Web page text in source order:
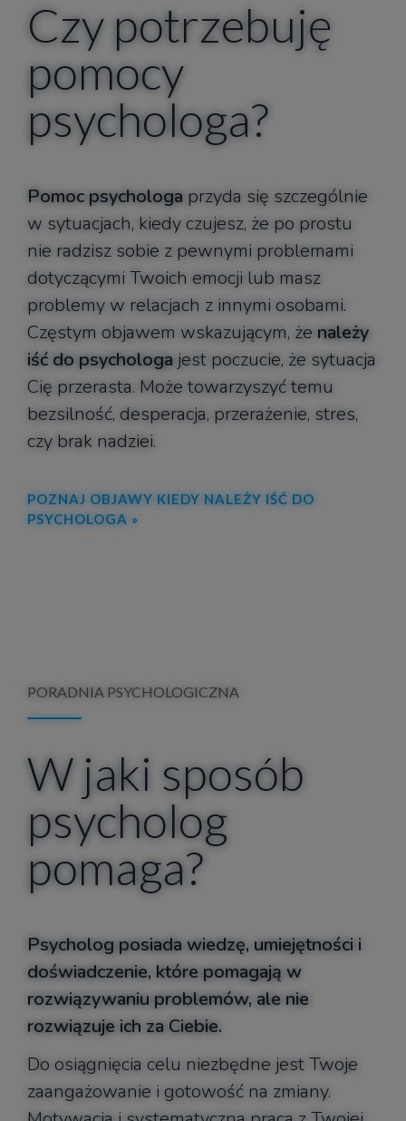
Czy potrzebuję
pomocy
psychologa?
Pomoc psychologa przyda się szczególnie
w sytuacjach, kiedy czujesz, że po prostu
nie radzisz sobie z pewnymi problemami
dotyczącymi Twoich emocji lub masz
problemy w relacjach z innymi osobami.
Częstym objawem wskazującym, że należy
iść do psychologa jest poczucie, że sytuacja
Cię przerasta. Może towarzyszyć temu
bezsilność, desperacja, przerażenie, stres,
czy brak nadziei.
POZNAJ OBJAWY KIEDY NALEŻY IŚĆ DO
PSYCHOLOGA
PORADNIA PSYCHOLOGICZNA
W jaki sposób
psycholog
pomaga?
Psycholog posiada wiedzę, umiejętności i
doświadczenie, które pomagają w
rozwiązywaniu problemów, ale nie
rozwiązuje ich za Ciebie.
Do osiągnięcia celu niezbędne jest Twoje
zaangażowanie i gotowość na zmiany.